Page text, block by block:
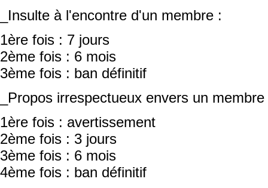
_Insulte à l'encontre d'un membre :
1ère fois : 7 jours
2ème fois : 6 mois
3ème fois : ban définitif
_Propos irrespectueux envers un membre
1ère fois : avertissement
2ème fois : 3 jours
3ème fois : 6 mois
4ème fois : ban définitif